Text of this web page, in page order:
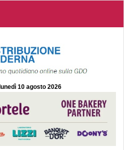
lunedì 10 agosto 2026